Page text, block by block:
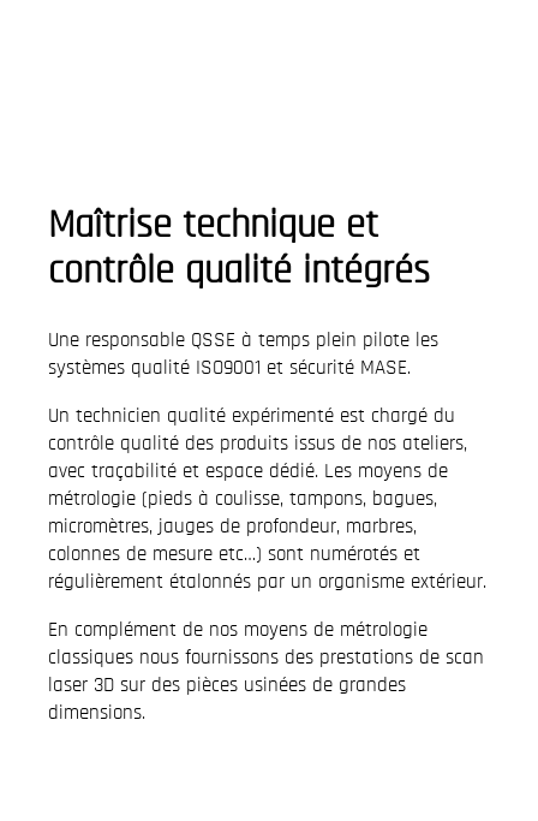
Maîtrise technique et
contrôle qualité intégrés
Une responsable QSSE à temps plein pilote les
systèmes qualité ISO9001 et sécurité MASE.
Un technicien qualité expérimenté est chargé du
contrôle qualité des produits issus de nos ateliers,
avec traçabilité et espace dédié. Les moyens de
métrologie (pieds à coulisse, tampons, bagues,
micromètres, jauges de profondeur, marbres,
colonnes de mesure etc…) sont numérotés et
régulièrement étalonnés par un organisme extérieur.
En complément de nos moyens de métrologie
classiques nous fournissons des prestations de scan
laser 3D sur des pièces usinées de grandes
dimensions.